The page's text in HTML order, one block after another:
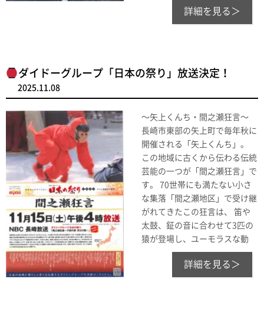
詳細を見る＞
ダイドーグループ「日本の祭り」放送決定！
2025.11.08
〜矢上くんち・間之瀬狂言〜
長崎市東部の矢上町で毎年秋に
開催される「矢上くんち」。
この地域に古くから伝わる伝統
芸能の一つが「間之瀬狂言」で
す。 70世帯にも満たない小さ
な集落「間之瀬地区」で受け継
がれてきたこの狂言は、 笛や
太鼓、鉦の音に合わせて3匹の
猿が登場し、ユーモラスな動
詳細を見る＞